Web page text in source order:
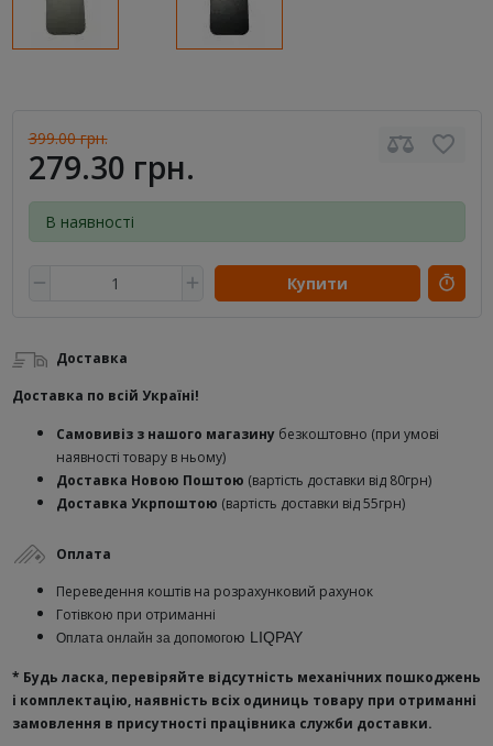
399.00 грн.
279.30 грн.
В наявності
Купити
Доставка
Доставка по всій Україні!
Самовивіз з нашого магазину безкоштовно (при умові
наявності товару в ньому)
Доставка Новою Поштою (вартість доставки від 80грн)
Доставка Укрпоштою (вартість доставки від 55грн)
Оплата
Переведення коштів на розрахунковий рахунок
Готівкою при отриманні
Оплата онлайн за допомогою LIQPAY
* Будь ласка, перевіряйте відсутність механічних пошкоджень
і комплектацію, наявність всіх одиниць товару при отриманні
замовлення в присутності працівника служби доставки.